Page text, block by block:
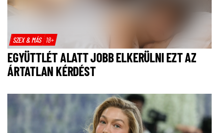
SZEX & MÁS 18+
EGYÜTTLÉT ALATT JOBB ELKERÜLNI EZT AZ
ÁRTATLAN KÉRDÉST